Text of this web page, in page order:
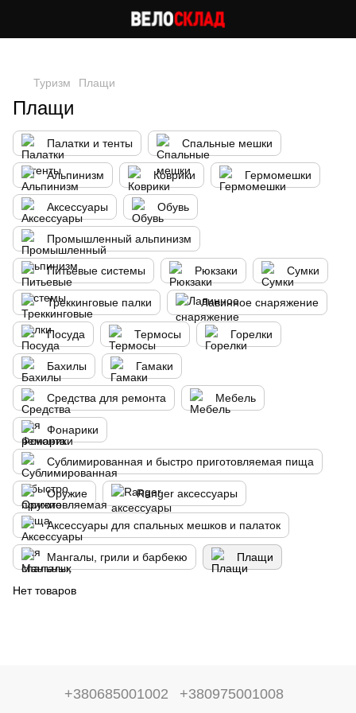
Туризм Плащи
Плащи
Палатки и тенты Спальные мешки
Альпинизм Коврики Гермомешки
Аксессуары Обувь
Промышленный альпинизм
Питьевые системы Рюкзаки Сумки
Треккинговые палки Лавинное снаряжение
Посуда Термосы Горелки
Бахилы Гамаки
Средства для ремонта Мебель
Фонарики
Сублимированная и быстро приготовляемая пища
Оружие Ranger аксессуары
Аксессуары для спальных мешков и палаток
Мангалы, грили и барбекю Плащи
Нет товаров
+380685001002 +380975001008